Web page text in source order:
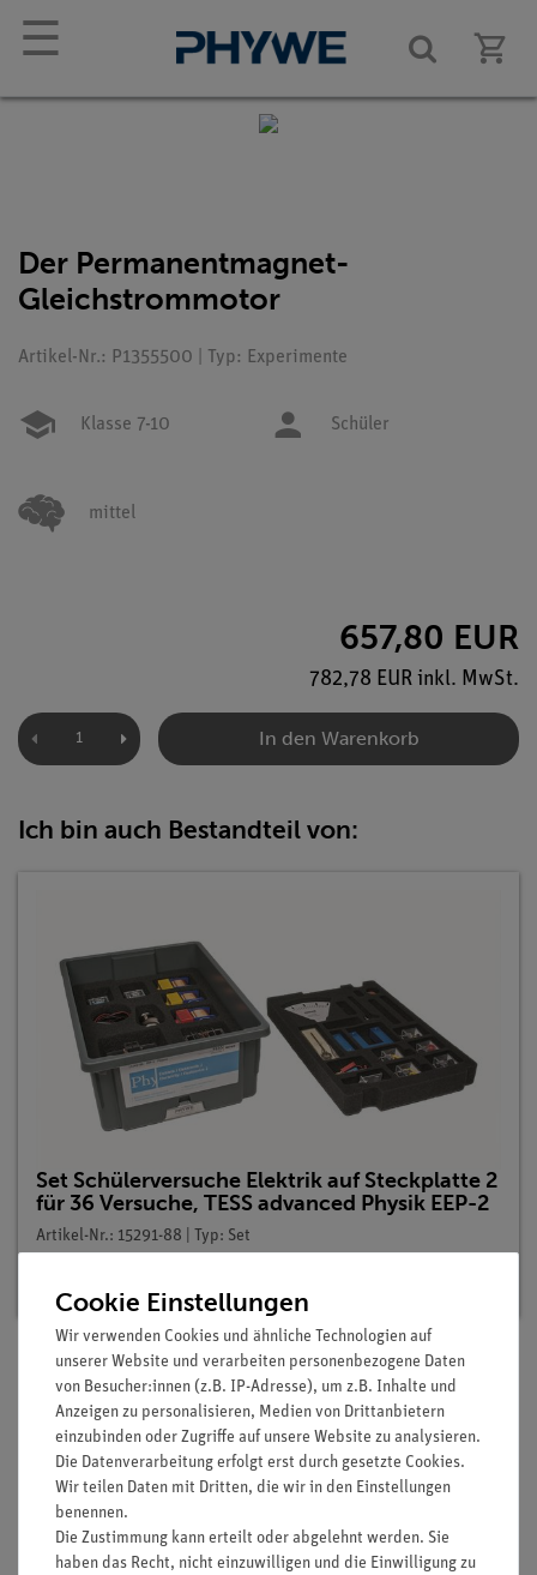
☰
Der Permanentmagnet-
Gleichstrommotor
Artikel-Nr.: P1355500 | Typ: Experimente
Klasse 7-10 Schüler
mittel
657,80 EUR
782,78 EUR inkl. MwSt.
In den Warenkorb
Ich bin auch Bestandteil von:
Set Schülerversuche Elektrik auf Steckplatte 2
für 36 Versuche, TESS advanced Physik EEP-2
Artikel-Nr.: 15291-88 | Typ: Set
Lieferumfang
Media / Downloads
Cookie Einstellungen
Wir verwenden Cookies und ähnliche Technologien auf
unserer Website und verarbeiten personenbezogene Daten
von Besucher:innen (z.B. IP-Adresse), um z.B. Inhalte und
Anzeigen zu personalisieren, Medien von Drittanbietern
einzubinden oder Zugriffe auf unsere Website zu analysieren.
Die Datenverarbeitung erfolgt erst durch gesetzte Cookies.
Wir teilen Daten mit Dritten, die wir in den Einstellungen
benennen.
Die Zustimmung kann erteilt oder abgelehnt werden. Sie
haben das Recht, nicht einzuwilligen und die Einwilligung zu